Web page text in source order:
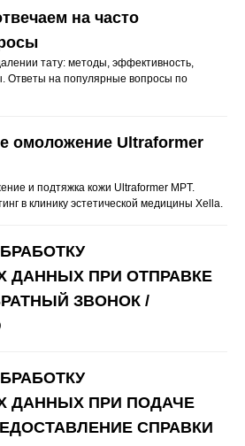
на часто
тату: методы, эффективность,
Ответы на популярные вопросы по
омоложение Ultraformer
и подтяжка кожи Ultraformer MPT.
в клинику эстетической медицины Xella.
ДАННЫХ ПРИ ОТПРАВКЕ
ЗВОНОК /
ДАННЫХ ПРИ ПОДАЧЕ
СПРАВКИ
век (стрелки)